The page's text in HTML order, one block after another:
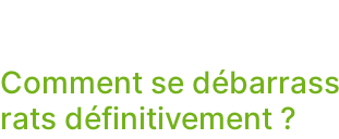
Comment se
rats définitivement ?